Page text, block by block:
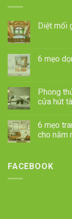
Diệt mối
6 mẹo
Phong
cửa hút
6 mẹo
cho năm
FACEBOOK